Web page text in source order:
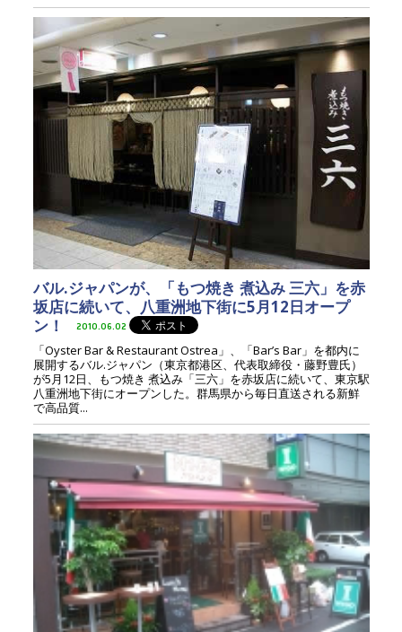
バル.ジャパンが、「もつ焼き 煮込み 三六」を赤
坂店に続いて、八重洲地下街に5月12日オープ
ン！
2010.06.02
「Oyster Bar & Restaurant Ostrea」、「Bar’s Bar」を都内に
展開するバル.ジャパン（東京都港区、代表取締役・藤野豊氏）
が5月12日、もつ焼き 煮込み「三六」を赤坂店に続いて、東京駅
八重洲地下街にオープンした。群馬県から毎日直送される新鮮
で高品質...